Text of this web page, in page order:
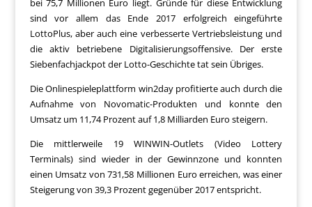
bei 75,7 Millionen Euro liegt. Gründe für diese Entwicklung
sind vor allem das Ende 2017 erfolgreich eingeführte
LottoPlus, aber auch eine verbesserte Vertriebsleistung und
die aktiv betriebene Digitalisierungsoffensive. Der erste
Siebenfachjackpot der Lotto-Geschichte tat sein Übriges.
Die Onlinespieleplattform win2day profitierte auch durch die
Aufnahme von Novomatic-Produkten und konnte den
Umsatz um 11,74 Prozent auf 1,8 Milliarden Euro steigern.
Die mittlerweile 19 WINWIN-Outlets (Video Lottery
Terminals) sind wieder in der Gewinnzone und konnten
einen Umsatz von 731,58 Millionen Euro erreichen, was einer
Steigerung von 39,3 Prozent gegenüber 2017 entspricht.